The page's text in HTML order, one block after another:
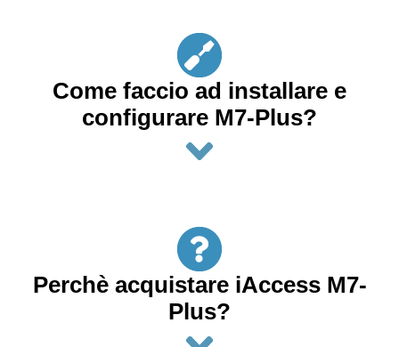
Come faccio ad installare e
configurare M7-Plus?
Perchè acquistare iAccess M7-
Plus?